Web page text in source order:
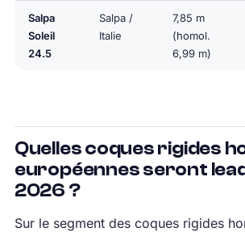
Salpa
Soleil
24.5
Salpa /
Italie
7,85 m
(homol.
6,99 m)
Quelles coques rigides
européennes seront
2026 ?
Sur le segment des coques rigides